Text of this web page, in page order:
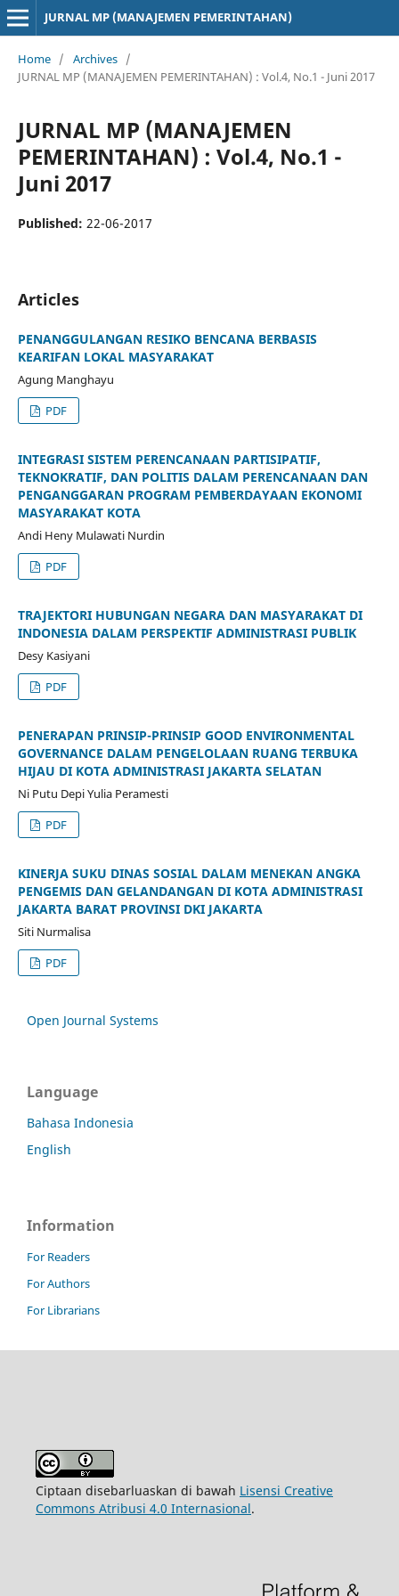
JURNAL MP (MANAJEMEN PEMERINTAHAN)
Home / Archives /
JURNAL MP (MANAJEMEN PEMERINTAHAN) : Vol.4, No.1 - Juni 2017
JURNAL MP (MANAJEMEN
PEMERINTAHAN) : Vol.4, No.1 -
Juni 2017
Published: 22-06-2017
Articles
PENANGGULANGAN RESIKO BENCANA BERBASIS
KEARIFAN LOKAL MASYARAKAT
Agung Manghayu
PDF
INTEGRASI SISTEM PERENCANAAN PARTISIPATIF,
TEKNOKRATIF, DAN POLITIS DALAM PERENCANAAN DAN
PENGANGGARAN PROGRAM PEMBERDAYAAN EKONOMI
MASYARAKAT KOTA
Andi Heny Mulawati Nurdin
PDF
TRAJEKTORI HUBUNGAN NEGARA DAN MASYARAKAT DI
INDONESIA DALAM PERSPEKTIF ADMINISTRASI PUBLIK
Desy Kasiyani
PDF
PENERAPAN PRINSIP-PRINSIP GOOD ENVIRONMENTAL
GOVERNANCE DALAM PENGELOLAAN RUANG TERBUKA
HIJAU DI KOTA ADMINISTRASI JAKARTA SELATAN
Ni Putu Depi Yulia Peramesti
PDF
KINERJA SUKU DINAS SOSIAL DALAM MENEKAN ANGKA
PENGEMIS DAN GELANDANGAN DI KOTA ADMINISTRASI
JAKARTA BARAT PROVINSI DKI JAKARTA
Siti Nurmalisa
PDF
Open Journal Systems
Language
Bahasa Indonesia
English
Information
For Readers
For Authors
For Librarians
Ciptaan disebarluaskan di bawah Lisensi Creative
Commons Atribusi 4.0 Internasional.